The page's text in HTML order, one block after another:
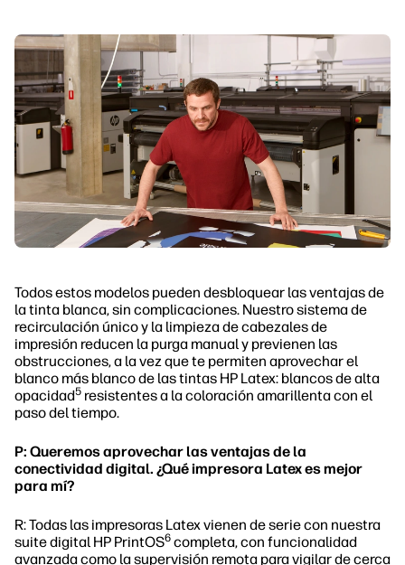
Todos estos modelos pueden desbloquear las ventajas de
la tinta blanca, sin complicaciones. Nuestro sistema de
recirculación único y la limpieza de cabezales de
impresión reducen la purga manual y previenen las
obstrucciones, a la vez que te permiten aprovechar el
blanco más blanco de las tintas HP Latex: blancos de alta
opacidad5 resistentes a la coloración amarillenta con el
paso del tiempo.
P: Queremos aprovechar las ventajas de la
conectividad digital. ¿Qué impresora Latex es mejor
para mí?
R: Todas las impresoras Latex vienen de serie con nuestra
suite digital HP PrintOS6 completa, con funcionalidad
avanzada como la supervisión remota para vigilar de cerca